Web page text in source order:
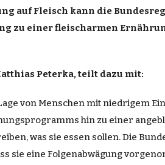
auf Fleisch kann die
zu einer fleischarmen
Peterka, teilt dazu mit:
von Menschen mit niedrigem
hin zu einer
was sie essen sollen. Die
sie eine Folgenabwägung